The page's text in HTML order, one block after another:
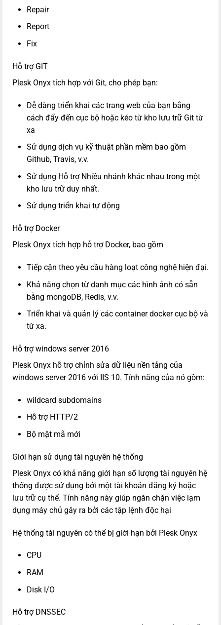
Repair
Report
Fix
Hỗ trợ GIT
Plesk Onyx tích hợp với Git, cho phép bạn:
Dễ dàng triển khai các trang web của bạn bằng
cách đẩy đến cục bộ hoặc kéo từ kho lưu trữ Git từ
xa
Sử dụng dịch vụ kỹ thuật phần mềm bao gồm
Github, Travis, v.v.
Sử dụng Hỗ trợ Nhiều nhánh khác nhau trong một
kho lưu trữ duy nhất.
Sử dụng triển khai tự động
Hỗ trợ Docker
Plesk Onyx tích hợp hỗ trợ Docker, bao gồm
Tiếp cận theo yêu cầu hàng loạt công nghệ hiện đại.
Khả năng chọn từ danh mục các hình ảnh có sẵn
bằng mongoDB, Redis, v.v.
Triển khai và quản lý các container docker cục bộ và
từ xa.
Hỗ trợ windows server 2016
Plesk Onyx hỗ trợ chỉnh sửa dữ liệu nền tảng của
windows server 2016 với IIS 10. Tính năng của nó gồm:
wildcard subdomains
Hỗ trợ HTTP/2
Bộ mật mã mới
Giới hạn sử dụng tài nguyên hệ thống
Plesk Onyx có khả năng giới hạn số lượng tài nguyên hệ
thống được sử dụng bởi một tài khoản đăng ký hoặc
lưu trữ cụ thể. Tính năng này giúp ngăn chặn việc lạm
dụng máy chủ gây ra bởi các tập lệnh độc hại
Hệ thống tài nguyên có thể bị giới hạn bởi Plesk Onyx
CPU
RAM
Disk I/O
Hỗ trợ DNSSEC